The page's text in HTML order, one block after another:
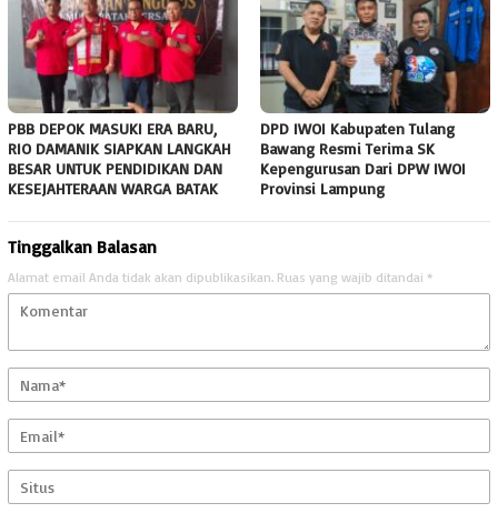
PBB DEPOK MASUKI ERA BARU,
RIO DAMANIK SIAPKAN LANGKAH
BESAR UNTUK PENDIDIKAN DAN
KESEJAHTERAAN WARGA BATAK
DPD IWOI Kabupaten Tulang
Bawang Resmi Terima SK
Kepengurusan Dari DPW IWOI
Provinsi Lampung ‎
Tinggalkan Balasan
Alamat email Anda tidak akan dipublikasikan. Ruas yang wajib ditandai *